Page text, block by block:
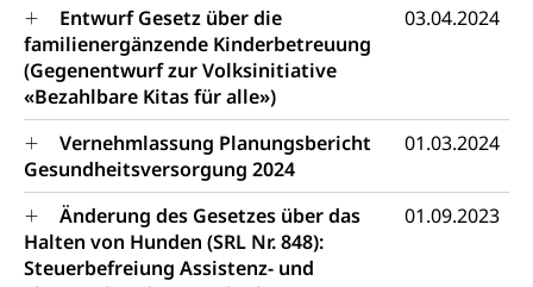
Entwurf Gesetz über die
familienergänzende Kinderbetreuung
(Gegenentwurf zur Volksinitiative
«Bezahlbare Kitas für alle»)
03.04.2024
Vernehmlassung Planungsbericht
Gesundheitsversorgung 2024
01.03.2024
Änderung des Gesetzes über das
Halten von Hunden (SRL Nr. 848):
Steuerbefreiung Assistenz- und
01.09.2023
Informationsstelle AHV/IV
Ergänzungsleistungen (EL) (WAS Luzern)
AHV-Altersrente (WAS Luzern)
IV-Leistungen (WAS Luzern)
Inklusion im Sport
Menschen mit Behinderungen
Kultur und Medien
Archive und Bibliotheken
Bücher, Bundesarchiv, Landesbibliothek
Staatsarchiv Luzern
Zentral- und Hochschulbibliothek
Kulturelle Einrichtungen
Museen, Theater, Bibliotheken